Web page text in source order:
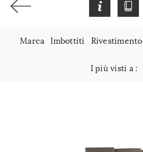
Marca Imbottiti Rivestimento
I più visti a :